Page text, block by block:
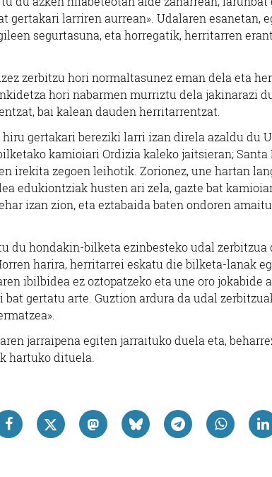
gertakari larriren aurrean». Udalaren esanetan,
segurtasuna, eta horregatik, herritarren
zerbitzu hori normaltasunez eman dela eta
hori nabarmen murriztu dela jakinarazi
bai kalean dauden herritarrentzat.
gertakari bereziki larri izan direla azaldu du
kamioiari Ordizia kaleko jaitsieran; Santa
irekita zegoen leihotik. Zorionez, une hartan
edukiontziak husten ari zela, gazte bat
izan zion, eta eztabaida baten ondoren
du hondakin-bilketa ezinbesteko udal zerbitzua
harira, herritarrei eskatu die bilketa-lanak
ibilbidea ez oztopatzeko eta une oro jokabide
gertatu arte. Guztion ardura da udal
jarraipena egiten jarraituko duela eta,
hartuko dituela.